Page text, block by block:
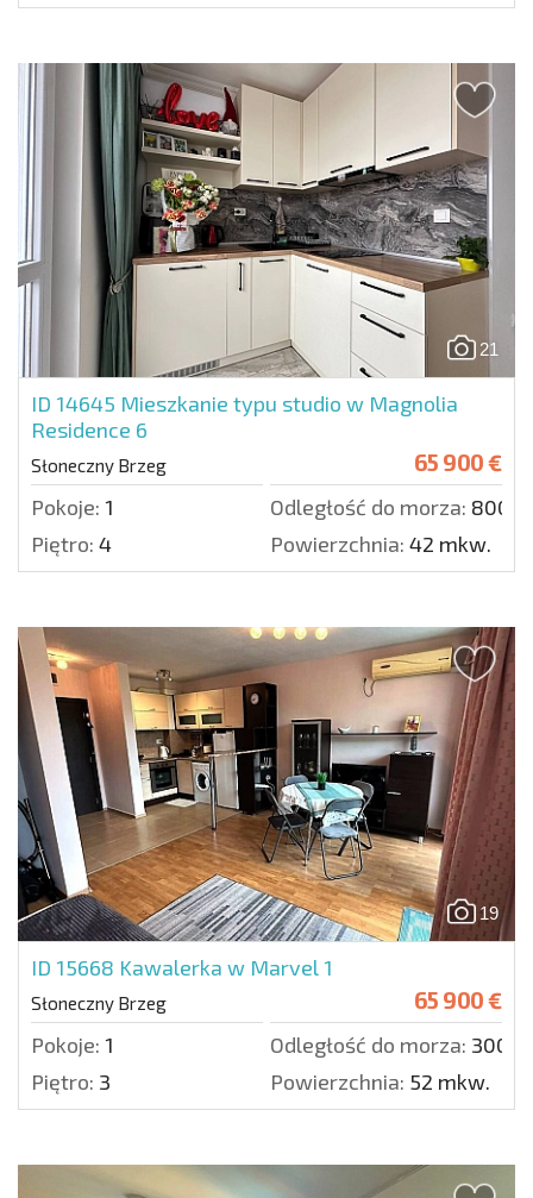
21
ID 14645 Mieszkanie typu studio w Magnolia
Residence 6
Słoneczny Brzeg 65 900 €
Pokoje: 1 Odległość do morza: 800
Piętro: 4 Powierzchnia: 42 mkw.
19
ID 15668 Kawalerka w Marvel 1
Słoneczny Brzeg 65 900 €
Pokoje: 1 Odległość do morza: 300
Piętro: 3 Powierzchnia: 52 mkw.